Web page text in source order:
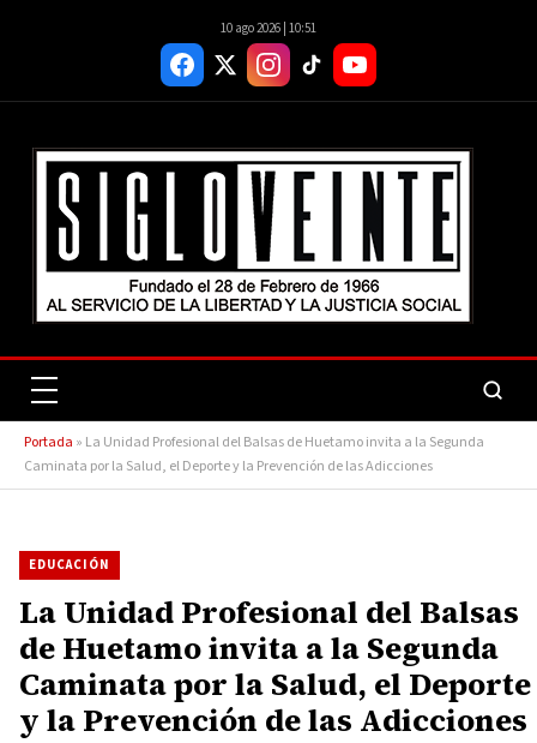
10 ago 2026 | 10:51
Portada » La Unidad Profesional del Balsas de Huetamo invita a la Segunda
Caminata por la Salud, el Deporte y la Prevención de las Adicciones
EDUCACIÓN
La Unidad Profesional del Balsas
de Huetamo invita a la Segunda
Caminata por la Salud, el Deporte
y la Prevención de las Adicciones